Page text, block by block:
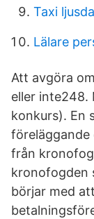
Taxi
Lälare
Att avgöra
eller inte248.
konkurs). En
föreläggande
från
kronofogden
börjar med